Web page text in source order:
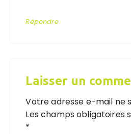
Répondre
Laisser un
Votre adresse e-mail ne
Les champs obligatoires
*